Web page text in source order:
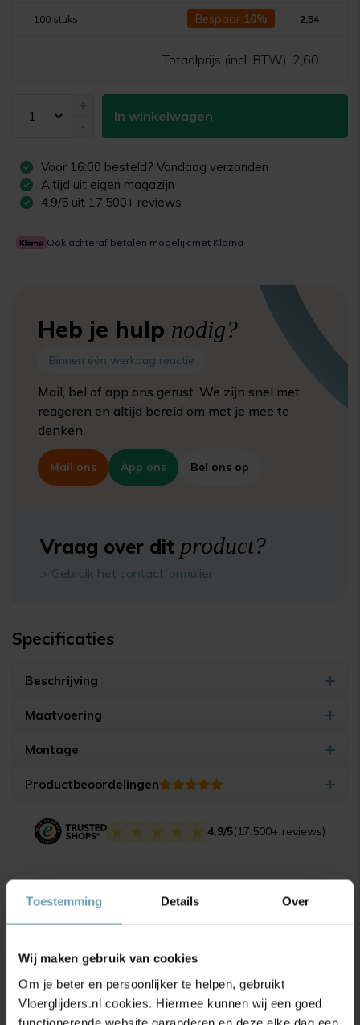
Toestemming Details Over
Wij maken gebruik van cookies
Om je beter en persoonlijker te helpen, gebruikt
Vloerglijders.nl cookies. Hiermee kunnen wij een goed
functionerende website garanderen en deze elke dag een
100 stuks Bespaar 10% 2,34
Totaalprijs (incl. BTW): 2,60
In winkelwagen
Voor 16:00 besteld? Vandaag verzonden
Altijd uit eigen magazijn
4.9/5 uit 17.500+ reviews
Ook achteraf betalen mogelijk met Klarna
Heb je hulp nodig?
Binnen één werkdag reactie
Mail, bel of app ons gerust. We zijn snel met
reageren en altijd bereid om met je mee te
denken.
Mail ons App ons Bel ons op
Vraag over dit product?
> Gebruik het contactformulier
Specificaties
Beschrijving
Maatvoering
Montage
Productbeoordelingen
4.9/5(17.500+ reviews)
Gerelateerde producten